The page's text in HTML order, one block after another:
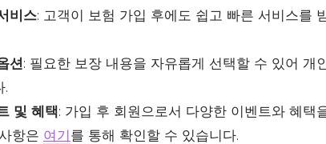
비스: 고객이 보험 가입 후에도 쉽고 빠른 서비스를
션: 필요한 보장 내용을 자유롭게 선택할 수 있어 개
.
및 혜택: 가입 후 회원으로서 다양한 이벤트와 혜택
항은 여기를 통해 확인할 수 있습니다.